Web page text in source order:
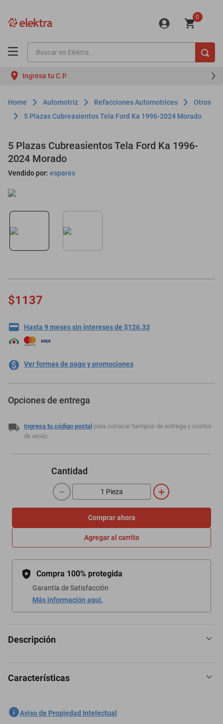
0
Buscar en Elektra...
Ingresa tu C.P.
Automotriz Refacciones Automotrices
Otros
5 Plazas Cubreasientos Tela Ford Ka 1996-2024 Morado
5 Plazas Cubreasientos Tela Ford Ka 1996-
2024 Morado
Vendido por: espares
$1137
Hasta 9 meses sin intereses de $126.33
Ver formas de pago y promociones
Opciones de entrega
Ingresa tu código postal para conocer tiempos de entrega y costos
de envío
Cantidad
＋
－
Comprar ahora
Agregar al carrito
Compra 100% protegida
Garantía de Satisfacción
Más información aquí.
Descripción
5 Plazas Cubreasientos Tela Ford Ka 1996-2024 Morado
Características
SKU
Aviso de Propiedad Intelectual
motos
moto
celulares
refrigeradores